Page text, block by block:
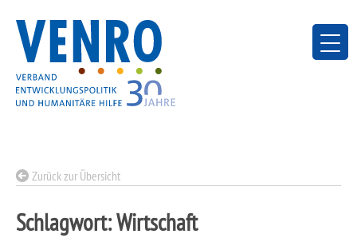
content
Zurück zur Übersicht
Schlagwort:Wirtschaft